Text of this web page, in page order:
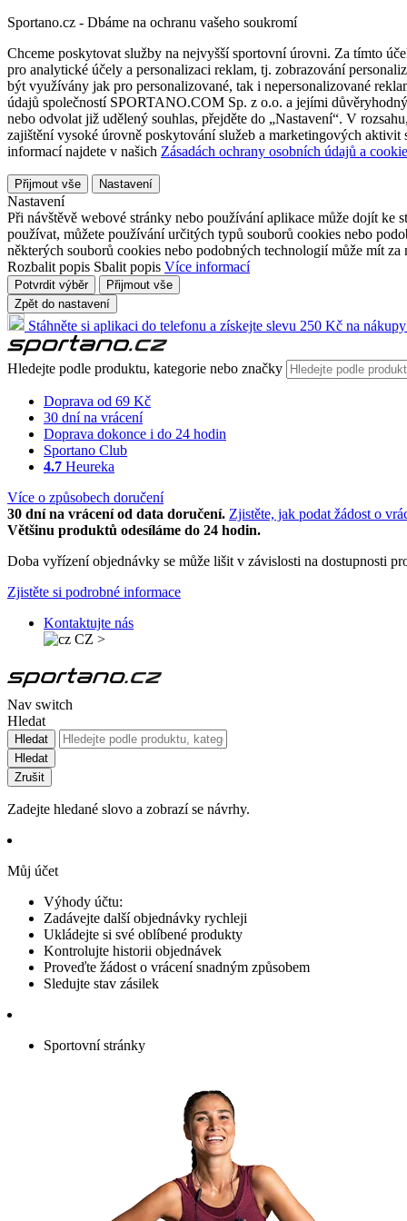
Sportano.cz - Dbáme na ochranu vašeho soukromí
Chceme poskytovat služby na nejvyšší sportovní úrovni. Za tímto
pro analytické účely a personalizaci reklam, tj. zobrazování
být využívány jak pro personalizované, tak i nepersonalizované
údajů společností SPORTANO.COM Sp. z o.o. a jejími
nebo odvolat již udělený souhlas, přejděte do „Nastavení“. V
zajištění vysoké úrovně poskytování služeb a marketingových
informací najdete v našich Zásadách ochrany osobních údajů a
Přijmout vše Nastavení
Nastavení
Při návštěvě webové stránky nebo používání aplikace může dojít ke
používat, můžete používání určitých typů souborů cookies nebo
některých souborů cookies nebo podobných technologií může mít
Rozbalit popis Sbalit popis Více informací
Potvrdit výběr
Přijmout vše
Zpět do nastavení
Stáhněte si aplikaci do telefonu a získejte slevu 250 Kč na
Hledejte podle produktu, kategorie nebo značky
Doprava od 69 Kč
30 dní na vrácení
Doprava dokonce i do 24 hodin
Sportano Club
4.7 Heureka
Více o způsobech doručení
30 dní na vrácení od data doručení. Zjistěte, jak podat žádost o
Většinu produktů odesíláme do 24 hodin.
Doba vyřízení objednávky se může lišit v závislosti na dostupnosti
Zjistěte si podrobné informace
Kontaktujte nás
CZ >
Nav switch
Hledat
Hledat
Hledat
Zrušit
Zadejte hledané slovo a zobrazí se návrhy.
Můj účet
Výhody účtu:
Zadávejte další objednávky rychleji
Ukládejte si své oblíbené produkty
Kontrolujte historii objednávek
Proveďte žádost o vrácení snadným způsobem
Sledujte stav zásilek
Sportovní stránky